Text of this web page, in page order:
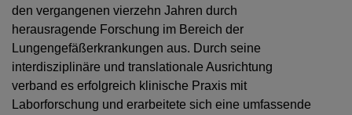
den vergangenen vierzehn Jahren durch
herausragende Forschung im Bereich der
Lungengefäßerkrankungen aus. Durch seine
interdisziplinäre und translationale Ausrichtung
verband es erfolgreich klinische Praxis mit
Laborforschung und erarbeitete sich eine umfassende